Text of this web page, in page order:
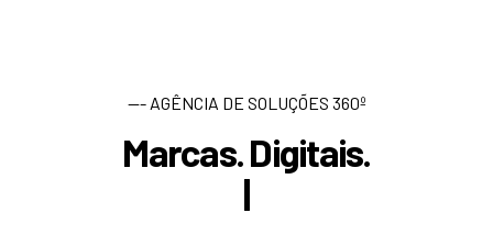
--- AGÊNCIA DE SOLUÇÕES 360º
Marcas. Digitais.
es